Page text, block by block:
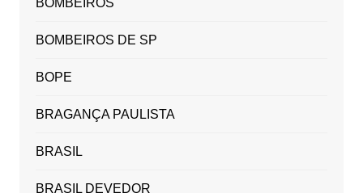
BOMBEIROS
BOMBEIROS DE SP
BOPE
BRAGANÇA PAULISTA
BRASIL
BRASIL DEVEDOR